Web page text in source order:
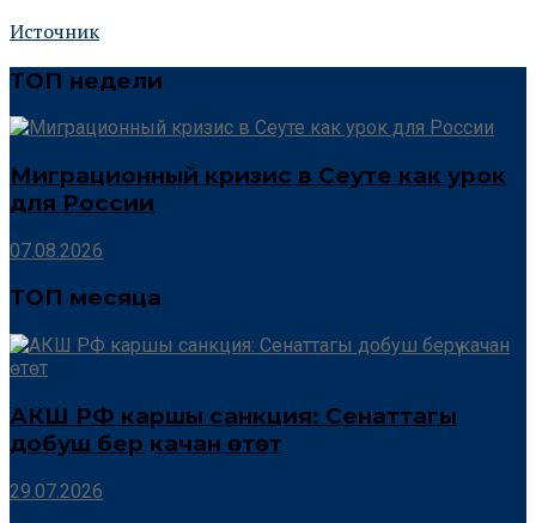
Источник
ТОП недели
Миграционный кризис в Сеуте как урок
для России
07.08.2026
ТОП месяца
АКШ РФ каршы санкция: Сенаттагы
добуш берүү качан өтөт
29.07.2026